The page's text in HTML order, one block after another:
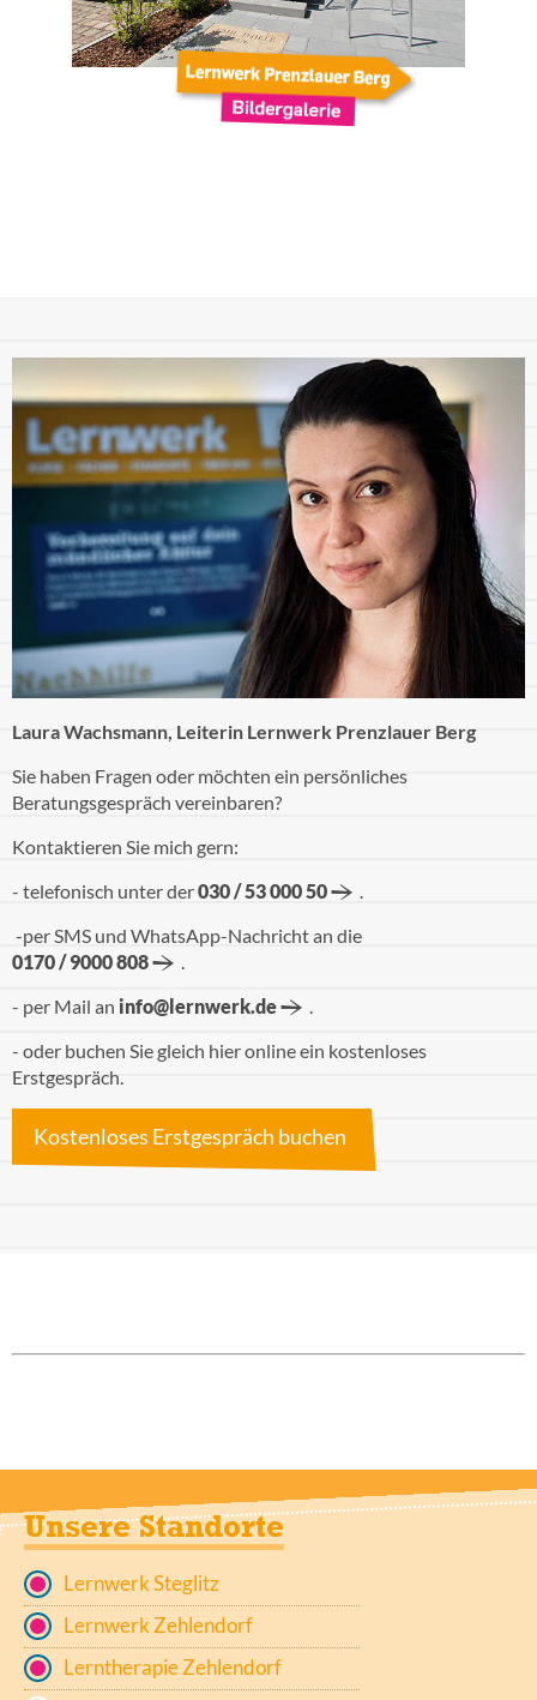
Laura Wachsmann, Leiterin Lernwerk Prenzlauer Berg
Sie haben Fragen oder möchten ein persönliches
Beratungsgespräch vereinbaren?
Kontaktieren Sie mich gern:
- telefonisch unter der030 / 53 000 50
.
-per SMS und WhatsApp-Nachricht an die
0170 / 9000 808
.
- per Mail an info@lernwerk.de
.
- oder buchen Sie gleich hier online ein kostenloses
Erstgespräch.
Kostenloses Erstgespräch buchen
Unsere Standorte
Lernwerk Steglitz
Lernwerk Zehlendorf
Lerntherapie Zehlendorf